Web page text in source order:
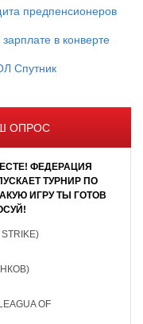
ОПРОС
ФЕДЕРАЦИЯ
ТУРНИР ПО
ИГРУ ТЫ ГОТОВ
OF